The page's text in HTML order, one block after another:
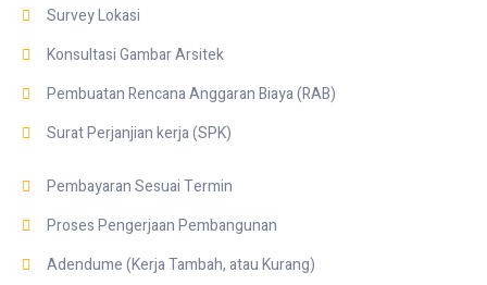
Survey Lokasi
Konsultasi Gambar Arsitek
Pembuatan Rencana Anggaran Biaya (RAB)
Surat Perjanjian kerja (SPK)
Pembayaran Sesuai Termin
Proses Pengerjaan Pembangunan
Adendume (Kerja Tambah, atau Kurang)